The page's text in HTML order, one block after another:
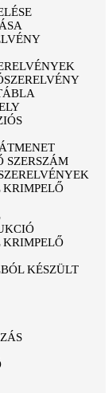
SZERSZÁM
KRIMPELŐ
KRIMPELŐ
KÉSZÜLT